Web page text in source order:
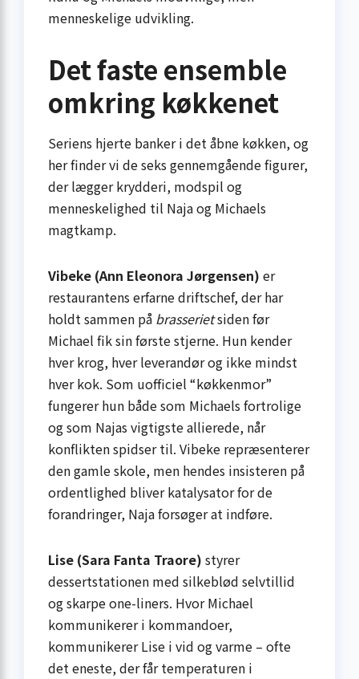
menneskelige udvikling.
Det faste ensemble
omkring køkkenet
Seriens hjerte banker i det åbne køkken, og
her finder vi de seks gennemgående figurer,
der lægger krydderi, modspil og
menneskelighed til Naja og Michaels
magtkamp.
Vibeke (Ann Eleonora Jørgensen) er
restaurantens erfarne driftschef, der har
holdt sammen på brasserietsiden før
Michael fik sin første stjerne. Hun kender
hver krog, hver leverandør og ikke mindst
hver kok. Som uofficiel “køkkenmor”
fungerer hun både som Michaels fortrolige
og som Najas vigtigste allierede, når
konflikten spidser til. Vibeke repræsenterer
den gamle skole, men hendes insisteren på
ordentlighed bliver katalysator for de
forandringer, Naja forsøger at indføre.
Lise (Sara Fanta Traore) styrer
dessertstationen med silkeblød selvtillid
og skarpe one-liners. Hvor Michael
kommunikerer i kommandoer,
kommunikerer Lise i vid og varme – ofte
det eneste, der får temperaturen i